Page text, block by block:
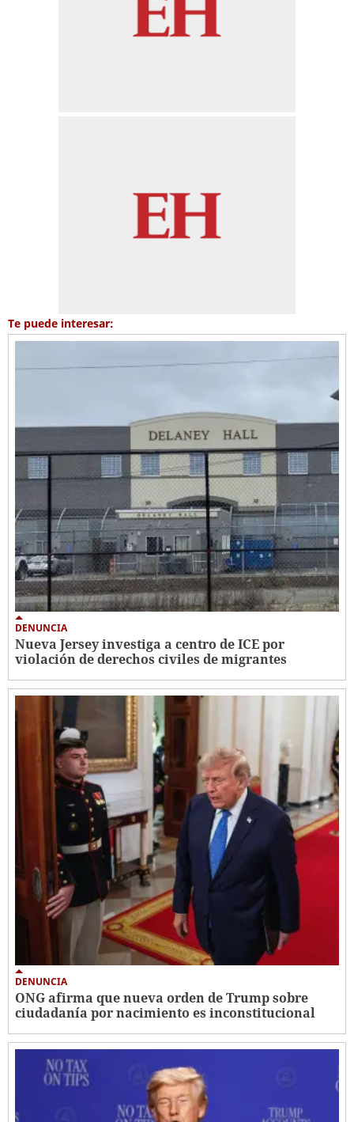
Te puede interesar:
DENUNCIA
Nueva Jersey investiga a centro de ICE por
violación de derechos civiles de migrantes
DENUNCIA
ONG afirma que nueva orden de Trump sobre
ciudadanía por nacimiento es inconstitucional